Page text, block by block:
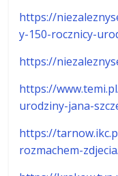
https://
y-150-rocznicy-
https://
https://
urodziny-jana-
https://
rozmachem-